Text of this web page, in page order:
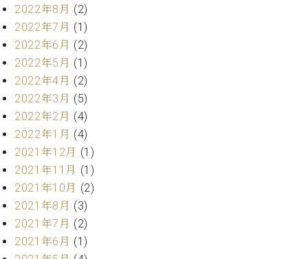
ア
ー
テ
ィ
ス
ト
ス
タ
マ
ー
サ
ー
ビ
ス
(
調
律
)
2022年8月 (2)
2022年7月 (1)
2022年6月 (2)
2022年5月 (1)
2022年4月 (2)
2022年3月 (5)
2022年2月 (4)
2022年1月 (4)
2021年12月 (1)
2021年11月 (1)
2021年10月 (2)
2021年8月 (3)
2021年7月 (2)
2021年6月 (1)